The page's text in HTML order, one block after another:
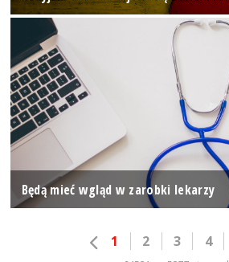
Będą mieć wgląd w zarobki lekarzy
1 2 3 4